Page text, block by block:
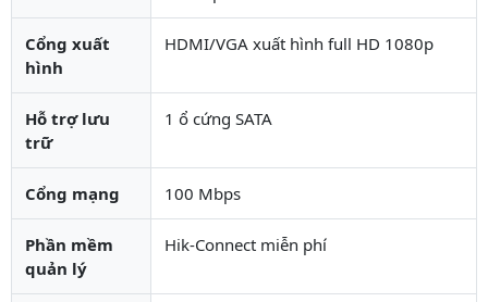
Cổng xuất
hình
HDMI/VGA xuất hình full HD 1080p
Hỗ trợ lưu
trữ
1 ổ cứng SATA
Cổng mạng 100 Mbps
Phần mềm
quản lý
Hik-Connect miễn phí